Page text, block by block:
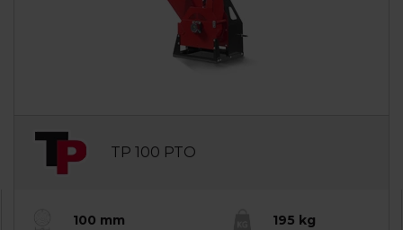
TP 100 PTO
100 mm 195 kg